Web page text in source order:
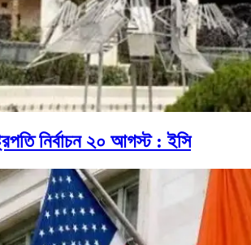
নির্বাচন ২০ আগস্ট : ইসি